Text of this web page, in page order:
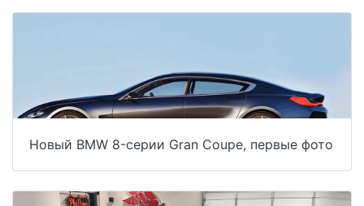
Новый BMW 8-серии Gran Coupe, первые фото